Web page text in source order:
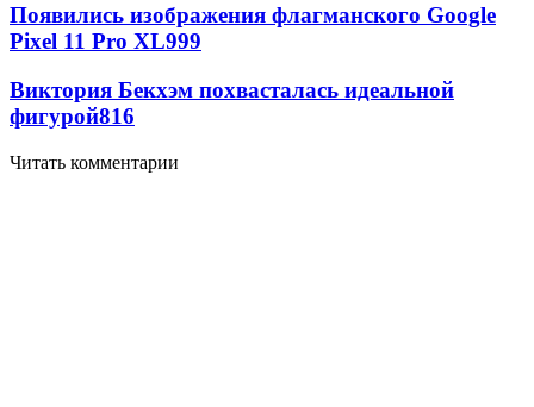
Появились изображения флагманского Google
Pixel 11 Pro XL999
Виктория Бекхэм похвасталась идеальной
фигурой816
Читать комментарии